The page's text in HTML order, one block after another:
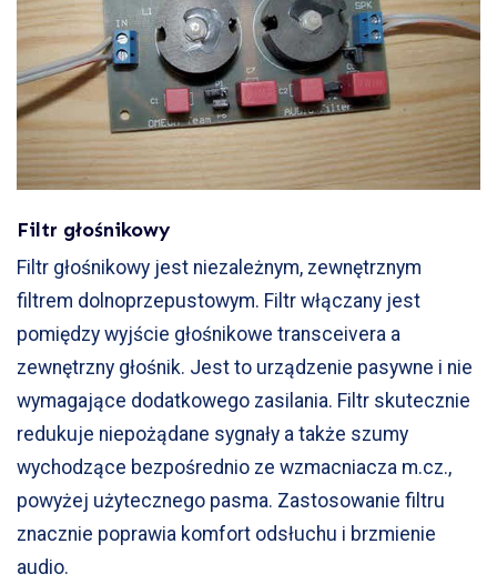
Filtr głośnikowy
Filtr głośnikowy jest niezależnym, zewnętrznym
filtrem dolnoprzepustowym. Filtr włączany jest
pomiędzy wyjście głośnikowe transceivera a
zewnętrzny głośnik. Jest to urządzenie pasywne i nie
wymagające dodatkowego zasilania. Filtr skutecznie
redukuje niepożądane sygnały a także szumy
wychodzące bezpośrednio ze wzmacniacza m.cz.,
powyżej użytecznego pasma. Zastosowanie filtru
znacznie poprawia komfort odsłuchu i brzmienie
audio.